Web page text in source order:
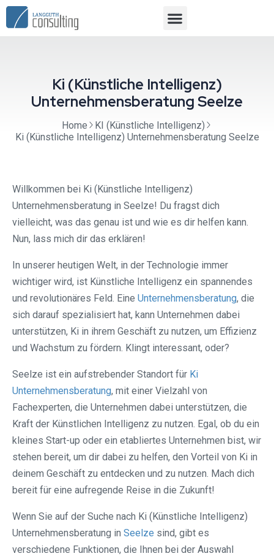
Ki (Künstliche Intelligenz)
Unternehmensberatung Seelze
Home
KI (Künstliche Intelligenz)
Ki (Künstliche Intelligenz) Unternehmensberatung Seelze
Willkommen bei Ki (Künstliche Intelligenz)
Unternehmensberatung in Seelze! Du fragst dich
vielleicht, was das genau ist und wie es dir helfen kann.
Nun, lass mich dir das erklären!
In unserer heutigen Welt, in der Technologie immer
wichtiger wird, ist Künstliche Intelligenz ein spannendes
und revolutionäres Feld. Eine Unternehmensberatung, die
sich darauf spezialisiert hat, kann Unternehmen dabei
unterstützen, Ki in ihrem Geschäft zu nutzen, um Effizienz
und Wachstum zu fördern. Klingt interessant, oder?
Seelze ist ein aufstrebender Standort für Ki
Unternehmensberatung, mit einer Vielzahl von
Fachexperten, die Unternehmen dabei unterstützen, die
Kraft der Künstlichen Intelligenz zu nutzen. Egal, ob du ein
kleines Start-up oder ein etabliertes Unternehmen bist, wir
stehen bereit, um dir dabei zu helfen, den Vorteil von Ki in
deinem Geschäft zu entdecken und zu nutzen. Mach dich
bereit für eine aufregende Reise in die Zukunft!
Wenn Sie auf der Suche nach Ki (Künstliche Intelligenz)
Unternehmensberatung in Seelze sind, gibt es
verschiedene Funktionen, die Ihnen bei der Auswahl